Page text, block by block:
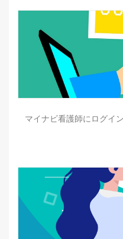
マイナビ看護師にログイ